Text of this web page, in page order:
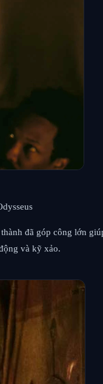
đã góp công lớn
và kỹ xảo.